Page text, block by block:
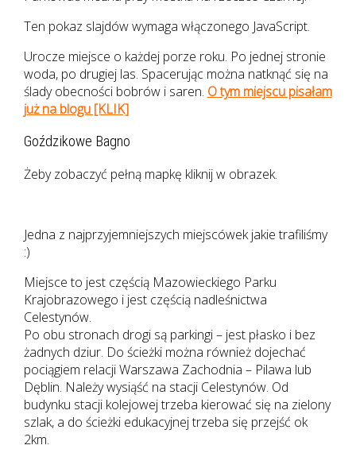
Ten pokaz slajdów wymaga włączonego JavaScript.
Urocze miejsce o każdej porze roku. Po jednej stronie
woda, po drugiej las. Spacerując można natknąć się na
ślady obecności bobrów i saren. O tym miejscu pisałam
już na blogu [KLIK]
Goździkowe Bagno
Żeby zobaczyć pełną mapkę kliknij w obrazek.
Jedna z najprzyjemniejszych miejscówek jakie trafiliśmy
:)
Miejsce to jest częścią Mazowieckiego Parku
Krajobrazowego i jest częścią nadleśnictwa
Celestynów.
Po obu stronach drogi są parkingi – jest płasko i bez
żadnych dziur. Do ścieżki można również dojechać
pociągiem relacji Warszawa Zachodnia – Pilawa lub
Dęblin. Należy wysiąść na stacji Celestynów. Od
budynku stacji kolejowej trzeba kierować się na zielony
szlak, a do ścieżki edukacyjnej trzeba się przejść ok
2km.